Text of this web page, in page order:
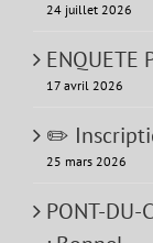
24 juillet 2026
ENQUETE
17 avril 2026
✏️
25 mars 2026
PONT-DU-